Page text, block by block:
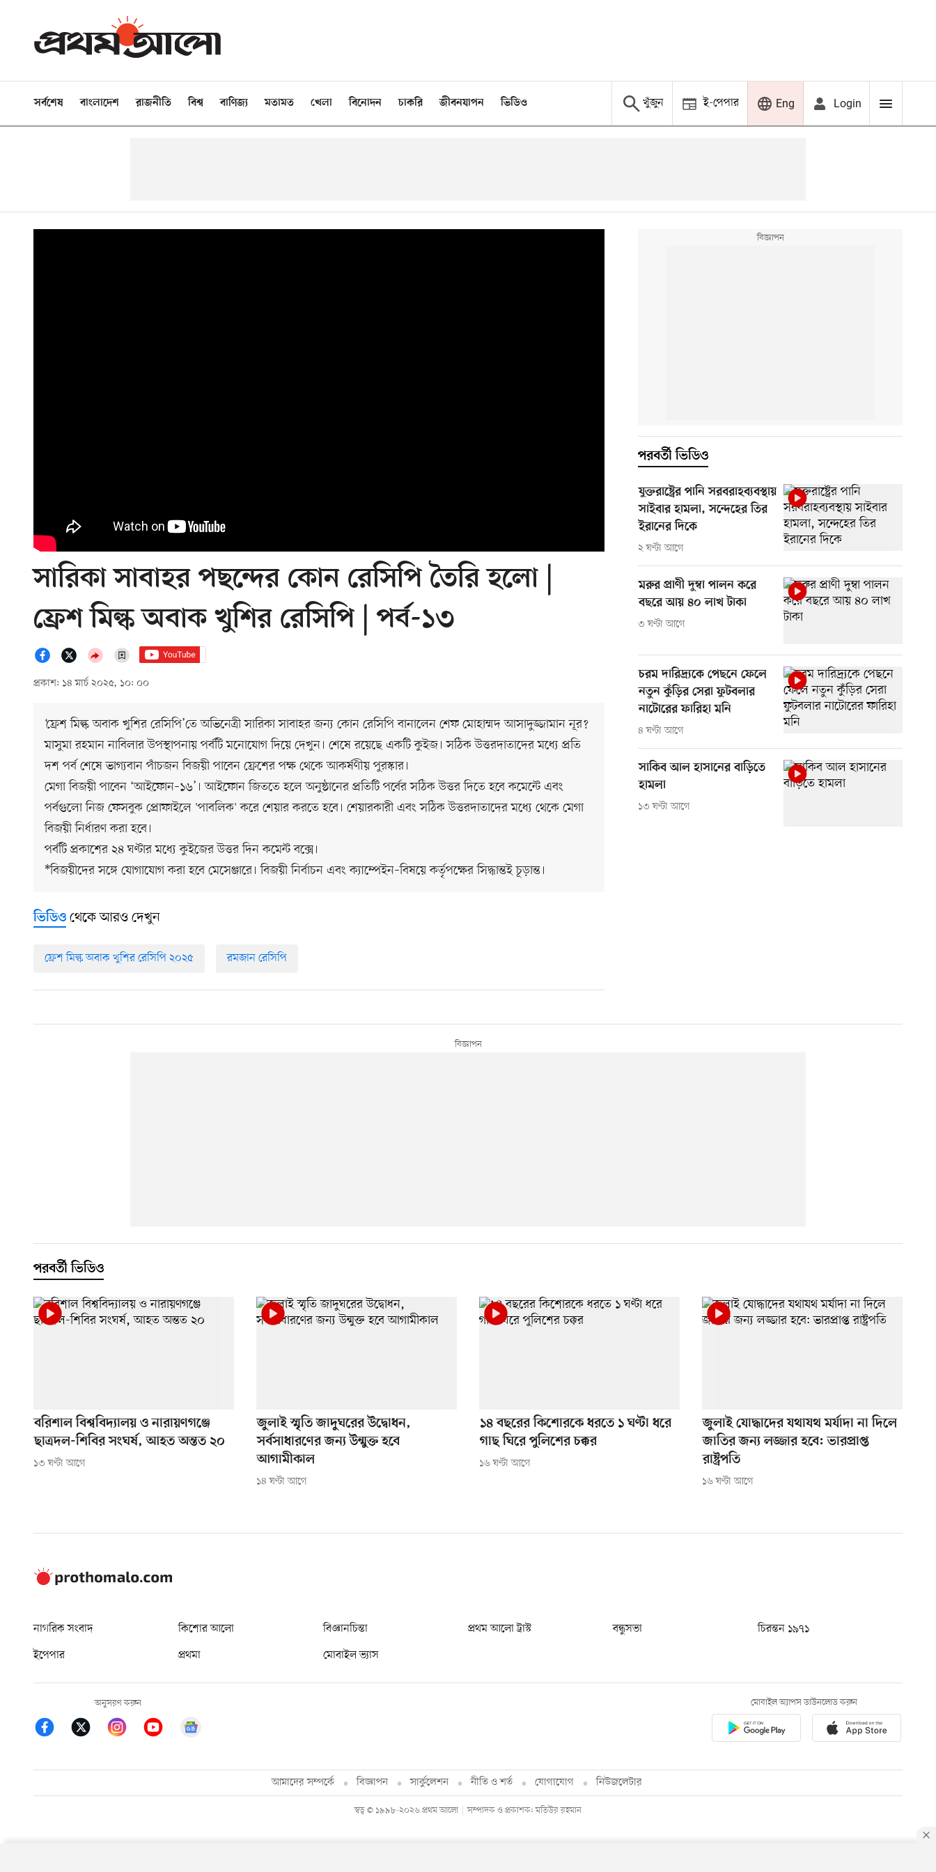
সর্বশেষ বাংলাদেশ রাজনীতি বিশ্ব বাণিজ্য মতামত খেলা বিনোদন চাকরি জীবনযাপন ভিডিও খুঁজুন ই-পেপার Eng Login
সারিকা সাবাহর পছন্দের কোন রেসিপি তৈরি হলো |
ফ্রেশ মিল্ক অবাক খুশির রেসিপি | পর্ব-১৩
প্রকাশ: ১৪ মার্চ ২০২৫, ১০: ০০
‘ফ্রেশ মিল্ক অবাক খুশির রেসিপি’তে অভিনেত্রী সারিকা সাবাহর জন্য কোন রেসিপি বানালেন শেফ মোহাম্মদ আসাদুজ্জামান নূর?
মাসুমা রহমান নাবিলার উপস্থাপনায় পর্বটি মনোযোগ দিয়ে দেখুন। শেষে রয়েছে একটি কুইজ। সঠিক উত্তরদাতাদের মধ্যে প্রতি
দশ পর্ব শেষে ভাগ্যবান পাঁচজন বিজয়ী পাবেন ফ্রেশের পক্ষ থেকে আকর্ষণীয় পুরস্কার।
মেগা বিজয়ী পাবেন ‘আইফোন–১৬’। আইফোন জিততে হলে অনুষ্ঠানের প্রতিটি পর্বের সঠিক উত্তর দিতে হবে কমেন্টে এবং
পর্বগুলো নিজ ফেসবুক প্রোফাইলে 'পাবলিক' করে শেয়ার করতে হবে। শেয়ারকারী এবং সঠিক উত্তরদাতাদের মধ্যে থেকে মেগা
বিজয়ী নির্ধারণ করা হবে।
পর্বটি প্রকাশের ২৪ ঘণ্টার মধ্যে কুইজের উত্তর দিন কমেন্ট বক্সে।
*বিজয়ীদের সঙ্গে যোগাযোগ করা হবে মেসেঞ্জারে। বিজয়ী নির্বাচন এবং ক্যাম্পেইন–বিষয়ে কর্তৃপক্ষের সিদ্ধান্তই চূড়ান্ত।
পরবর্তী ভিডিও
যুক্তরাষ্ট্রের পানি সরবরাহব্যবস্থায়
সাইবার হামলা, সন্দেহের তির
ইরানের দিকে
২ ঘণ্টা আগে
মরুর প্রাণী দুম্বা পালন করে
বছরে আয় ৪০ লাখ টাকা
৩ ঘণ্টা আগে
চরম দারিদ্র্যকে পেছনে ফেলে
নতুন কুঁড়ির সেরা ফুটবলার
নাটোরের ফারিহা মনি
৪ ঘণ্টা আগে
সাকিব আল হাসানের বাড়িতে
হামলা
১৩ ঘণ্টা আগে
ভিডিও থেকে আরও দেখুন
ফ্রেশ মিল্ক অবাক খুশির রেসিপি ২০২৫ রমজান রেসিপি
পরবর্তী ভিডিও
বরিশাল বিশ্ববিদ্যালয় ও নারায়ণগঞ্জে
ছাত্রদল-শিবির সংঘর্ষ, আহত অন্তত ২০
১৩ ঘণ্টা আগে
জুলাই স্মৃতি জাদুঘরের উদ্বোধন,
সর্বসাধারণের জন্য উন্মুক্ত হবে
আগামীকাল
১৪ ঘণ্টা আগে
১৪ বছরের কিশোরকে ধরতে ১ ঘণ্টা ধরে
গাছ ঘিরে পুলিশের চক্কর
১৬ ঘণ্টা আগে
জুলাই যোদ্ধাদের যথাযথ মর্যাদা না দিলে
জাতির জন্য লজ্জার হবে: ভারপ্রাপ্ত
রাষ্ট্রপতি
১৬ ঘণ্টা আগে
নাগরিক সংবাদ কিশোর আলো বিজ্ঞানচিন্তা প্রথম আলো ট্রাস্ট বন্ধুসভা
চিরন্তন ১৯৭১
ইপেপার
প্রথমা মোবাইল ভ্যাস
অনুসরণ করুন মোবাইল অ্যাপস ডাউনলোড করুন
আমাদের সম্পর্কে বিজ্ঞাপন সার্কুলেশন নীতি ও শর্ত যোগাযোগ নিউজলেটার
স্বত্ব © ১৯৯৮-২০২৬ প্রথম আলো সম্পাদক ও প্রকাশক: মতিউর রহমান